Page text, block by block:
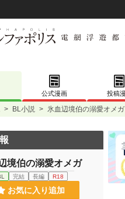
公式漫画 投稿
> BL小説 > 氷血辺境伯の溺愛オメガ
境伯の溺愛オメガ
完結 長編 R18
お気に入り追加